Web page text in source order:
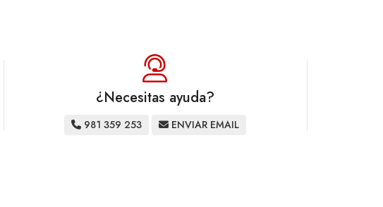
¿Necesitas ayuda?
981 359 253 ENVIAR EMAIL